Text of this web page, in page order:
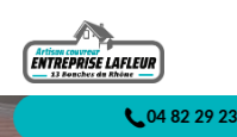
04 82 29